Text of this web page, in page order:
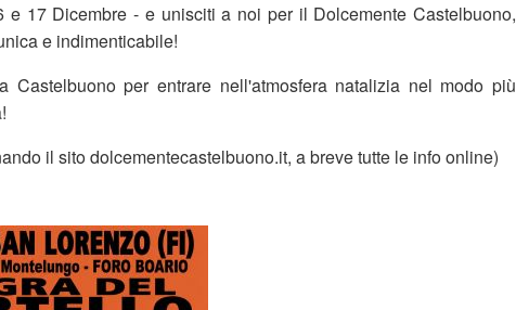
e 17 Dicembre - e unisciti a noi per il Dolcemente Castelbuono,
e indimenticabile!
Castelbuono per entrare nell'atmosfera natalizia nel modo più
il sito dolcementecastelbuono.it, a breve tutte le info online)